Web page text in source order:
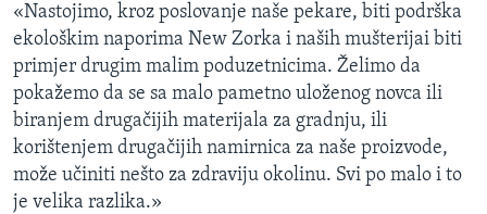
«Nastojimo, kroz poslovanje naše pekare, biti podrška
ekološkim naporima New Zorka i naših mušterijai biti
primjer drugim malim poduzetnicima. Želimo da
pokažemo da se sa malo pametno uloženog novca ili
biranjem drugačijih materijala za gradnju, ili
korištenjem drugačijih namirnica za naše proizvode,
može učiniti nešto za zdraviju okolinu. Svi po malo i to
je velika razlika.»